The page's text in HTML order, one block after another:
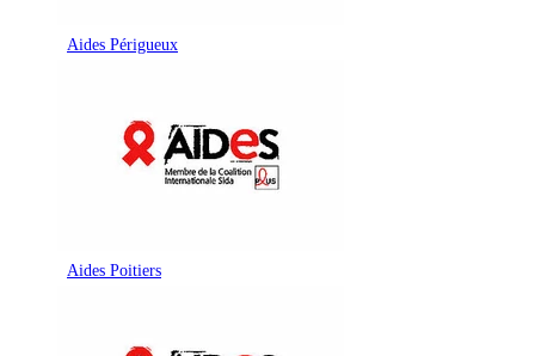
Aides Périgueux
Aides Poitiers